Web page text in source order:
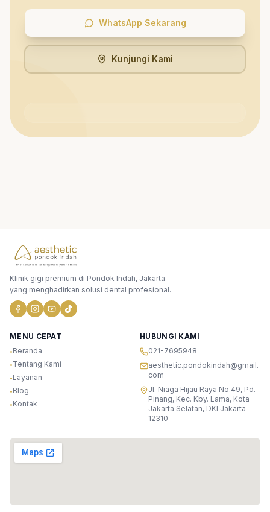
WhatsApp Sekarang
Kunjungi Kami
Klinik gigi premium di Pondok Indah, Jakarta
yang menghadirkan solusi dental profesional.
MENU CEPAT
•Beranda
•Tentang Kami
•Layanan
•Blog
•Kontak
HUBUNGI KAMI
021-7695948
aesthetic.pondokindah@gmail.
com
Jl. Niaga Hijau Raya No.49, Pd.
Pinang, Kec. Kby. Lama, Kota
Jakarta Selatan, DKI Jakarta
12310